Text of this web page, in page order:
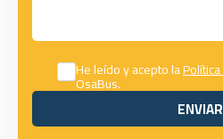
He leído y acepto la
OsaBus.
ENVIAR
ENVIAR